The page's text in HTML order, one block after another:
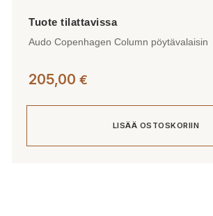
Audo Copenhagen Column pöytävalaisin
205,00 €
LISÄÄ OSTOSKORIIN